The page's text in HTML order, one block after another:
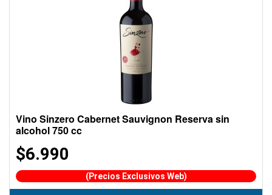
Vino Sinzero Cabernet Sauvignon Reserva sin
alcohol 750 cc
$6.990
(Precios Exclusivos Web)